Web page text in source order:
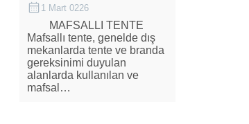
1 Mart 0226
MAFSALLI TENTE
Mafsallı tente, genelde dış
mekanlarda tente ve branda
gereksinimi duyulan
alanlarda kullanılan ve
mafsal…